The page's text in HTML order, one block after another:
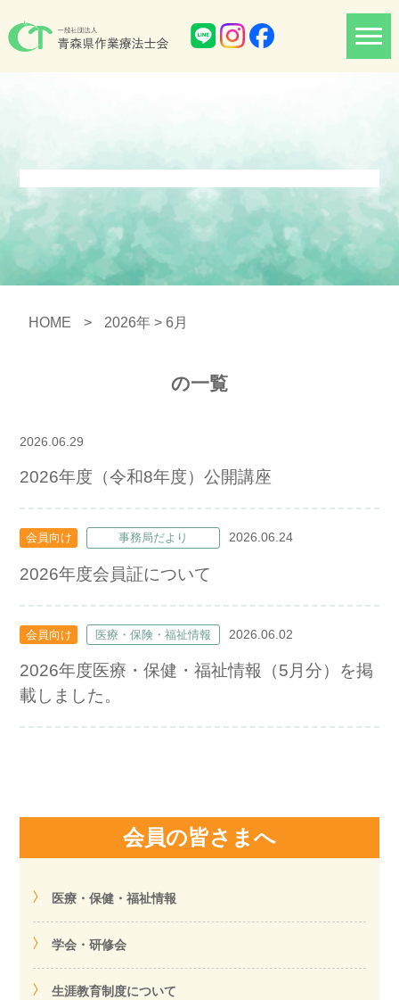
HOME > 2026年 > 6月
の一覧
2026.06.29
2026年度（令和8年度）公開講座
会員向け 事務局だより 2026.06.24
2026年度会員証について
会員向け 医療・保険・福祉情報 2026.06.02
2026年度医療・保健・福祉情報（5月分）を掲
載しました。
会員の皆さまへ
医療・保健・福祉情報
学会・研修会
生涯教育制度について